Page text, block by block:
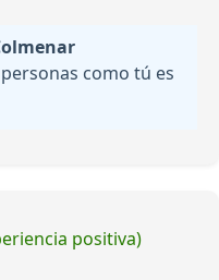
como tú es
positiva)